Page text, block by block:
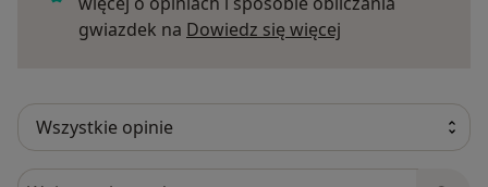
gwiazdek na Dowiedz się więcej
Szukaj w opiniach